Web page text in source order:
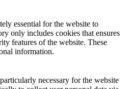
essential for the website to
only includes cookies that ensures
features of the website. These
information.
necessary for the website